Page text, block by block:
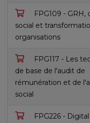
FPG109 - GRH,
social et
organisations
FPG117 - Les
de base de l'audit de
rémunération et de
social
FPG226 -